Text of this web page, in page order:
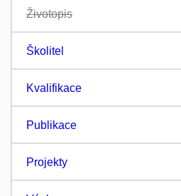
Životopis
Školitel
Kvalifikace
Publikace
Projekty